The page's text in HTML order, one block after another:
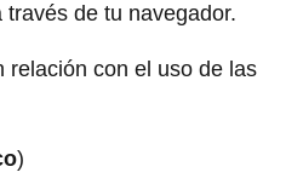
de tu navegador.
relación con el uso de las
)